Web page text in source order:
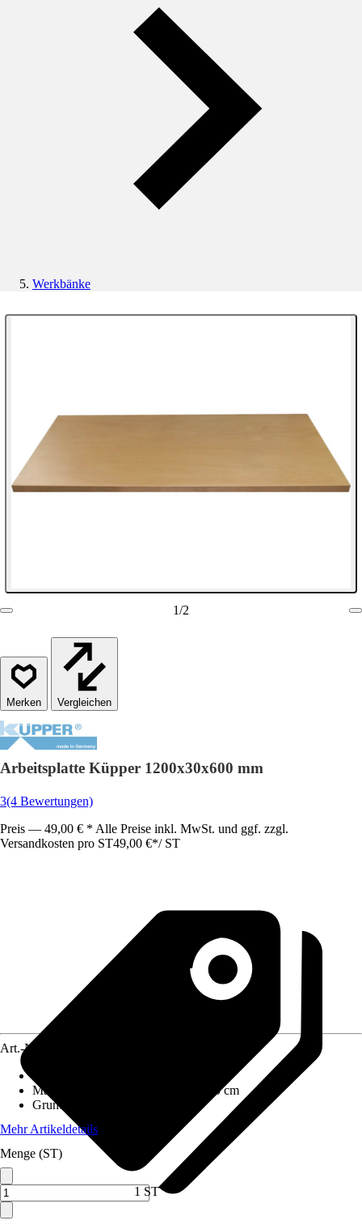
Werkbänke
1/2
Vergleichen
Arbeitsplatte Küpper 1200x30x600 mm
3(4 Bewertungen)
Preis — 49,00 € * Alle Preise inkl. MwSt. und ggf. zzgl.
Versandkosten pro ST49,00 €*/ ST
Art.-Nr.
Maße (BxHxT)
120 cm x 3 cm x 60 cm
Grundfarbe
Mehr Artikeldetails
Menge (ST)
1 ST